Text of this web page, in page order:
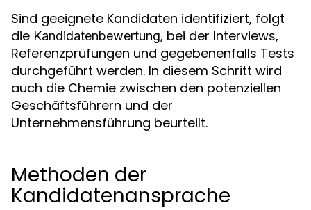
Sind geeignete Kandidaten identifiziert, folgt
die Kandidatenbewertung, bei der Interviews,
Referenzprüfungen und gegebenenfalls Tests
durchgeführt werden. In diesem Schritt wird
auch die Chemie zwischen den potenziellen
Geschäftsführern und der
Unternehmensführung beurteilt.
Methoden der
Kandidatenansprache